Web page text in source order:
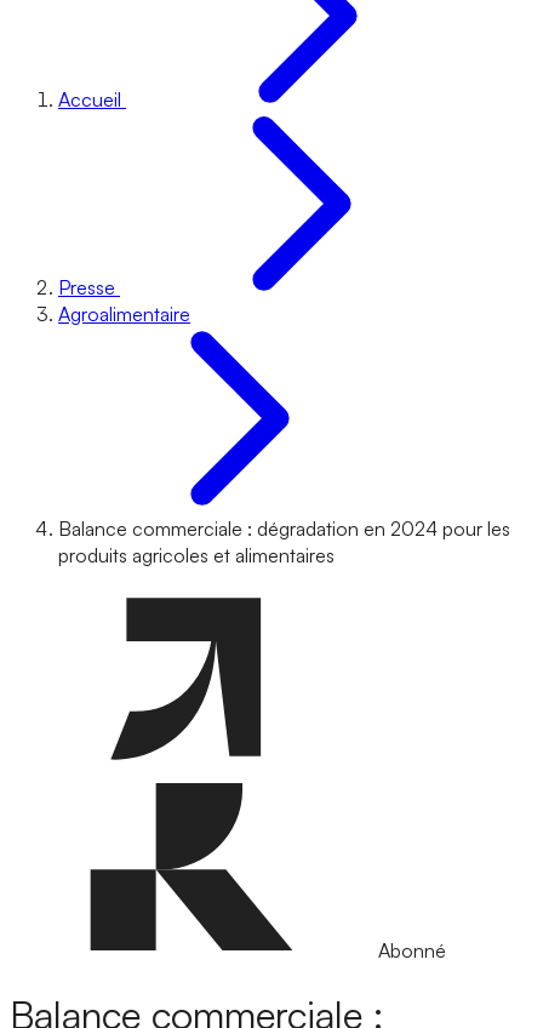
Accueil
Presse
Agroalimentaire
Balance commerciale : dégradation en 2024 pour les
produits agricoles et alimentaires
Abonné
Balance commerciale :